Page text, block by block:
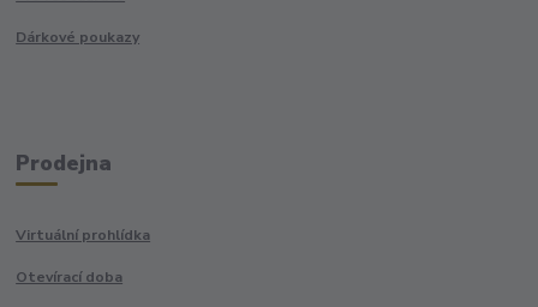
Dárkové poukazy
Prodejna
Virtuální prohlídka
Otevírací doba